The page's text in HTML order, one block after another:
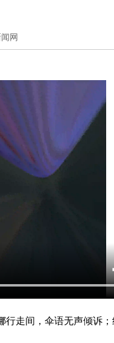
网
行走间，伞语无声倾诉